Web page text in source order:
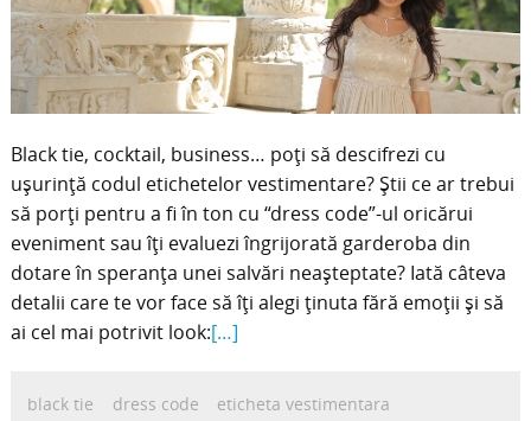
Black tie, cocktail, business… poţi să descifrezi cu
uşurinţă codul etichetelor vestimentare? Ştii ce ar trebui
să porţi pentru a fi în ton cu “dress code”-ul oricărui
eveniment sau îţi evaluezi îngrijorată garderoba din
dotare în speranţa unei salvări neaşteptate? Iată câteva
detalii care te vor face să îţi alegi ţinuta fără emoţii şi să
ai cel mai potrivit look:[…]
black tie dress code
eticheta vestimentara